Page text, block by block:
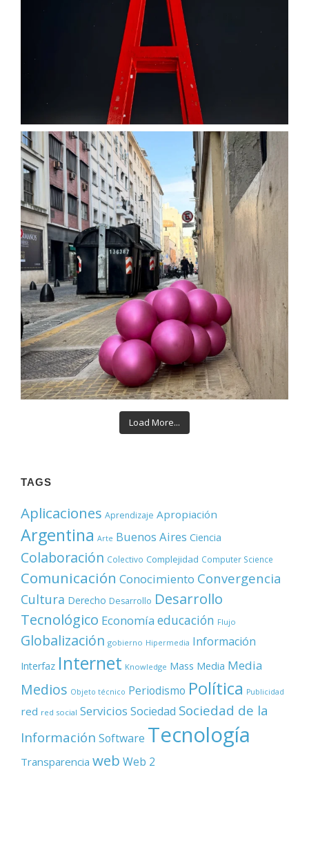
Load More...
TAGS
Aplicaciones Aprendizaje Apropiación
Argentina Arte Buenos Aires Ciencia
Colaboración Colectivo Complejidad Computer Science
Comunicación Conocimiento Convergencia
Cultura Derecho Desarrollo Desarrollo
Tecnológico Economía educación Flujo
Globalización gobierno Hipermedia Información
Interfaz Internet Knowledge Mass Media Media
Medios Objeto técnico Periodismo Política Publicidad
red red social Servicios Sociedad Sociedad de la
Información Software Tecnología
Transparencia web Web 2